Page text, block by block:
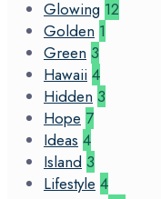
Glowing 12
Golden 1
Green 3
Hawaii 4
Hidden 3
Hope 7
Ideas 4
Island 3
Lifestyle 4